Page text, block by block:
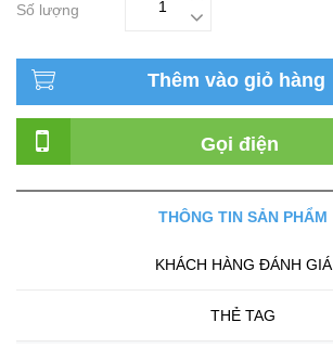
Số lượng
Thêm vào giỏ hàng
Gọi điện
THÔNG TIN SẢN PHẨM
KHÁCH HÀNG ĐÁNH GIÁ
THẺ TAG